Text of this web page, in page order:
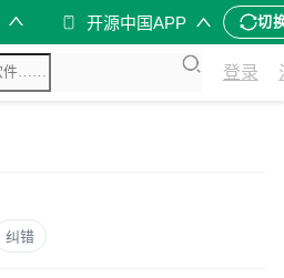
开源中国APP 切
登录
纠错